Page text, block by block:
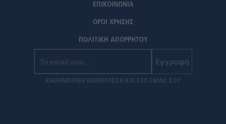
ΕΠΙΚΟΙΝΩΝΙΑ
ΟΡΟΙ ΧΡΗΣΗΣ
ΠΟΛΙΤΙΚΗ ΑΠΟΡΡΗΤΟΥ
Εγγραφή
ΚΑΘΗΜΕΡΙΝΗ ΕΝΗΜΕΡΩΣΗ ΚΑΙ ΣΤΟ EMAIL ΣΟΥ